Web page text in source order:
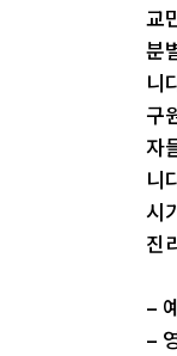
교
분
니
구
자
니
시
진
–
–